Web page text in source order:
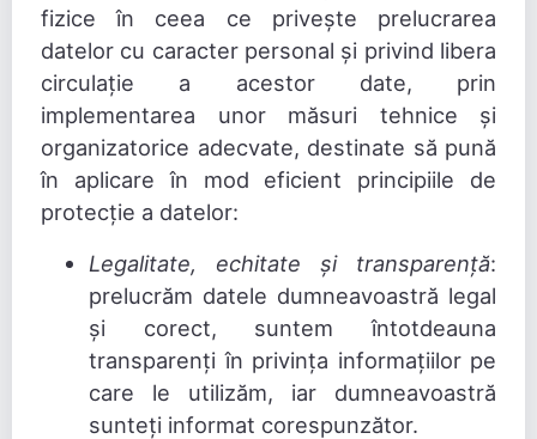
fizice în ceea ce privește prelucrarea
datelor cu caracter personal și privind libera
circulație a acestor date, prin
implementarea unor măsuri tehnice și
organizatorice adecvate, destinate să pună
în aplicare în mod eficient principiile de
protecție a datelor:
Legalitate, echitate și transparență:
prelucrăm datele dumneavoastră legal
și corect, suntem întotdeauna
transparenți în privința informațiilor pe
care le utilizăm, iar dumneavoastră
sunteți informat corespunzător.